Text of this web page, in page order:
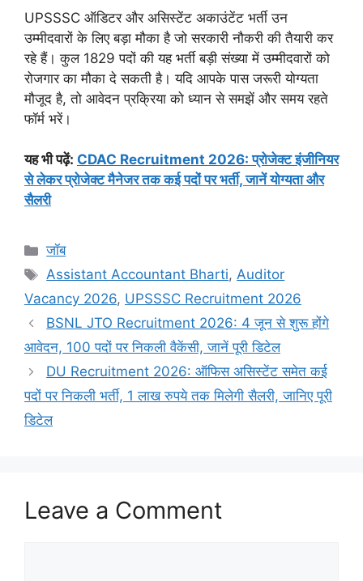
UPSSSC ऑडिटर और असिस्टेंट अकाउंटेंट भर्ती उन
उम्मीदवारों के लिए बड़ा मौका है जो सरकारी नौकरी की तैयारी कर
रहे हैं। कुल 1829 पदों की यह भर्ती बड़ी संख्या में उम्मीदवारों को
रोजगार का मौका दे सकती है। यदि आपके पास जरूरी योग्यता
मौजूद है, तो आवेदन प्रक्रिया को ध्यान से समझें और समय रहते
फॉर्म भरें।
यह भी पढ़ें: CDAC Recruitment 2026: प्रोजेक्ट इंजीनियर
से लेकर प्रोजेक्ट मैनेजर तक कई पदों पर भर्ती, जानें योग्यता और
सैलरी
Categories
जॉब
Tags
Assistant Accountant Bharti,Auditor
Vacancy 2026, UPSSSC Recruitment 2026
BSNL JTO Recruitment 2026: 4 जून से शुरू होंगे
आवेदन, 100 पदों पर निकली वैकेंसी, जानें पूरी डिटेल
DU Recruitment 2026: ऑफिस असिस्टेंट समेत कई
पदों पर निकली भर्ती, 1 लाख रुपये तक मिलेगी सैलरी, जानिए पूरी
डिटेल
Leave a Comment